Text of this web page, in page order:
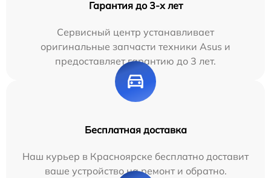
Гарантия до 3-х лет
Сервисный центр устанавливает
оригинальные запчасти техники Asus и
предоставляет гарантию до 3 лет.
Бесплатная доставка
Наш курьер в Красноярске бесплатно доставит
ваше устройство на ремонт и обратно.